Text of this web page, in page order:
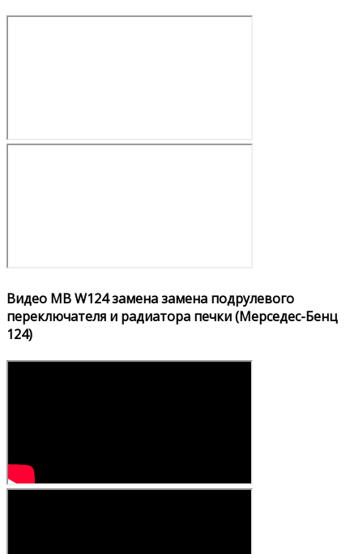
Видео MB W124 замена замена подрулевого
переключателя и радиатора печки (Мерседес-Бенц
124)